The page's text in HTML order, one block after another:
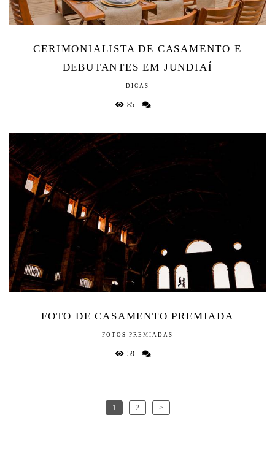
CERIMONIALISTA DE CASAMENTO E
DEBUTANTES EM JUNDIAÍ
DICAS
85
FOTO DE CASAMENTO PREMIADA
FOTOS PREMIADAS
59
1 2 >